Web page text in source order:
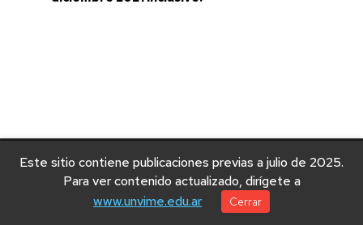
© 2025 Universidad Nacional de Villa Mercedes
Este sitio contiene publicaciones previas a julio de 2025.
Para ver contenido actualizado, dirígete a
www.unvime.edu.ar
Cerrar